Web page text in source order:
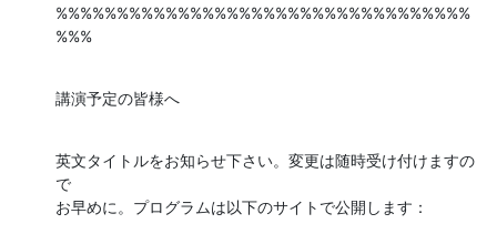
%%%%%%%%%%%%%%%%%%%%%%%%%%%%%%%%%%
%%%
講演予定の皆様へ
英文タイトルをお知らせ下さい。変更は随時受け付けますの
で
お早めに。プログラムは以下のサイトで公開します：